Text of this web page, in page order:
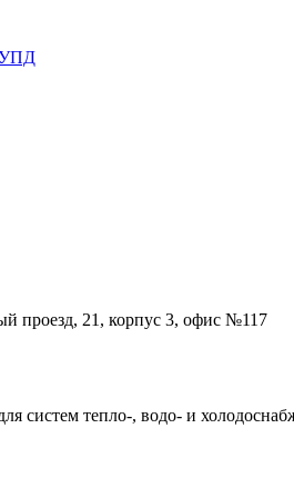
УПД
проезд, 21, корпус 3, офис №117
систем тепло-, водо- и